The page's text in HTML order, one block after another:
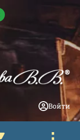
Войти